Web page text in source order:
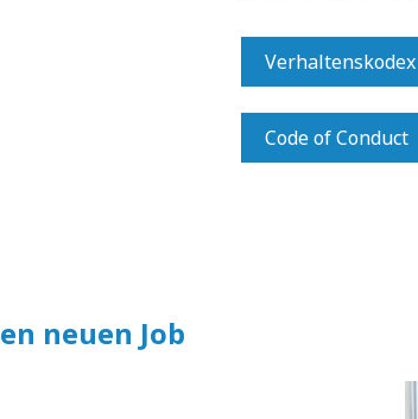
Verhaltenskodex
Code of Conduct
neuen Job